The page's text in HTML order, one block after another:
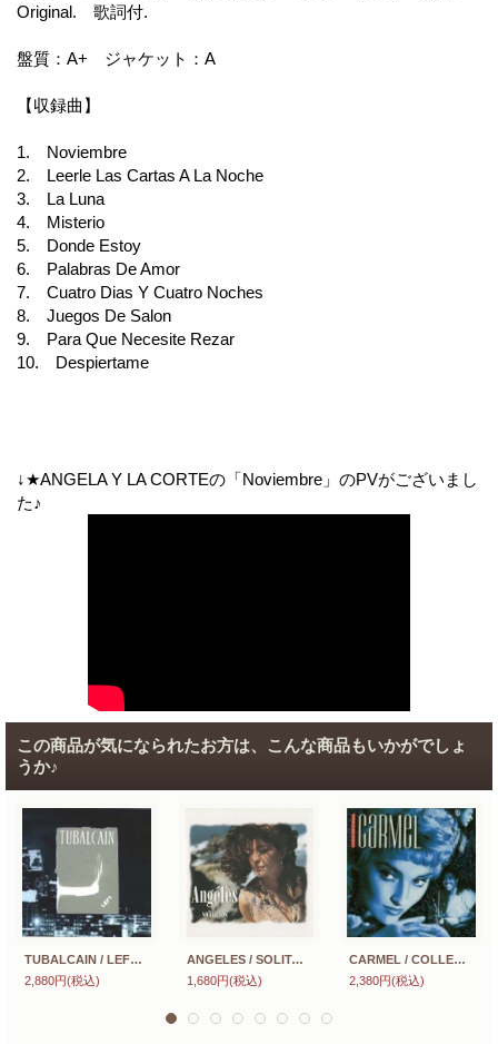
Original. 歌詞付.
盤質：A+ ジャケット：A
【収録曲】
1. Noviembre
2. Leerle Las Cartas A La Noche
3. La Luna
4. Misterio
5. Donde Estoy
6. Palabras De Amor
7. Cuatro Dias Y Cuatro Noches
8. Juegos De Salon
9. Para Que Necesite Rezar
10. Despiertame
↓★ANGELA Y LA CORTEの「Noviembre」のPVがございまし
た♪
この商品が気になられたお方は、こんな商品もいかがでしょ
うか♪
TUBALCAIN / LEFT 【CD】 US ORG.
2,880円(税込)
ANGELES / SOLITARIAS 【CD】 フランス盤 ORG.
1,680円(税込)
CARMEL / COLLECTED 【CD】 UK盤 ORG.
2,380円(税込)